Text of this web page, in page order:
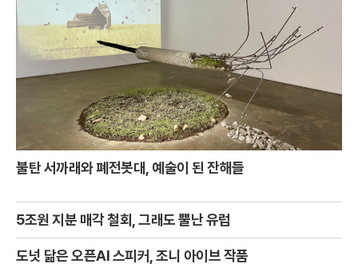
불탄 서까래와 폐전봇대, 예술이 된 잔해들
5조원 지분 매각 철회, 그래도 뿔난 유럽
도넛 닮은 오픈AI 스피커, 조니 아이브 작품